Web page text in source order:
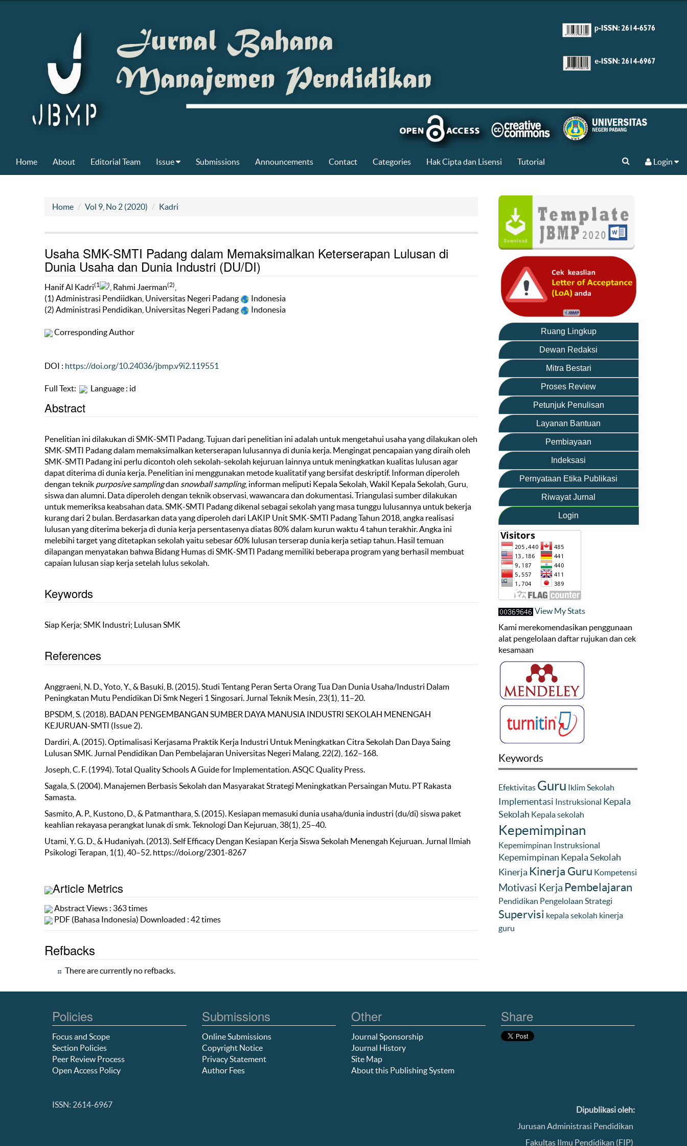
Home About Editorial Team Issue Submissions Announcements Contact Categories Hak Cipta dan Lisensi Tutorial Login
Home Vol 9, No 2 (2020) Kadri
Usaha SMK-SMTI Padang dalam Memaksimalkan Keterserapan Lulusan di
Dunia Usaha dan Dunia Industri (DU/DI)
Hanif Al Kadri(1 ) , Rahmi Jaerman(2)
(1) Administrasi Pendiidkan, Universitas Negeri Padang
Indonesia
(2) Administrasi Pendidikan, Universitas Negeri Padang
Indonesia
Corresponding Author
DOI : https://doi.org/10.24036/jbmp.v9i2.119551
Full Text: Language : id
Abstract
Penelitian ini dilakukan di SMK-SMTI Padang. Tujuan dari penelitian ini adalah untuk mengetahui usaha yang dilakukan oleh
SMK-SMTI Padang dalam memaksimalkan keterserapan lulusannya di dunia kerja. Mengingat pencapaian yang diraih oleh
SMK-SMTI Padang ini perlu dicontoh oleh sekolah-sekolah kejuruan lainnya untuk meningkatkan kualitas lulusan agar
dapat diterima di dunia kerja. Penelitian ini menggunakan metode kualitatif yang bersifat deskriptif. Informan diperoleh
dengan teknik purposive samplingdan snowball sampling, informan meliputi Kepala Sekolah, Wakil Kepala Sekolah, Guru,
siswa dan alumni. Data diperoleh dengan teknik observasi, wawancara dan dokumentasi. Triangulasi sumber dilakukan
untuk memeriksa keabsahan data. SMK-SMTI Padang dikenal sebagai sekolah yang masa tunggu lulusannya untuk bekerja
kurang dari 2 bulan. Berdasarkan data yang diperoleh dari LAKIP Unit SMK-SMTI Padang Tahun 2018, angka realisasi
lulusan yang diterima bekerja di dunia kerja persentasenya diatas 80% dalam kurun waktu 4 tahun terakhir. Angka ini
melebihi target yang ditetapkan sekolah yaitu sebesar 60% lulusan terserap dunia kerja setiap tahun. Hasil temuan
dilapangan menyatakan bahwa Bidang Humas di SMK-SMTI Padang memiliki beberapa program yang berhasil membuat
capaian lulusan siap kerja setelah lulus sekolah.
Keywords
Siap Kerja; SMK Industri; Lulusan SMK
References
Anggraeni, N. D., Yoto, Y., & Basuki, B. (2015). Studi Tentang Peran Serta Orang Tua Dan Dunia Usaha/Industri Dalam
Peningkatan Mutu Pendidikan Di Smk Negeri 1 Singosari. Jurnal Teknik Mesin, 23(1), 11–20.
BPSDM, S. (2018). BADAN PENGEMBANGAN SUMBER DAYA MANUSIA INDUSTRI SEKOLAH MENENGAH
KEJURUAN-SMTI (Issue 2).
Dardiri, A. (2015). Optimalisasi Kerjasama Praktik Kerja Industri Untuk Meningkatkan Citra Sekolah Dan Daya Saing
Lulusan SMK. Jurnal Pendidikan Dan Pembelajaran Universitas Negeri Malang, 22(2), 162–168.
Joseph, C. F. (1994). Total Quality Schools A Guide for Implementation. ASQC Quality Press.
Sagala, S. (2004). Manajemen Berbasis Sekolah dan Masyarakat Strategi Meningkatkan Persaingan Mutu. PT Rakasta
Samasta.
Sasmito, A. P., Kustono, D., & Patmanthara, S. (2015). Kesiapan memasuki dunia usaha/dunia industri (du/di) siswa paket
keahlian rekayasa perangkat lunak di smk. Teknologi Dan Kejuruan, 38(1), 25–40.
Utami, Y. G. D., & Hudaniyah. (2013). Self Efficacy Dengan Kesiapan Kerja Siswa Sekolah Menengah Kejuruan. Jurnal Ilmiah
Psikologi Terapan, 1(1), 40–52. https://doi.org/2301-8267
Article Metrics
Abstract Views : 363 times
PDF (Bahasa Indonesia) Downloaded : 42 times
Refbacks
There are currently no refbacks.
Ruang Lingkup
Dewan Redaksi
Mitra Bestari
Proses Review
Petunjuk Penulisan
Layanan Bantuan
Pembiayaan
Indeksasi
Pernyataan Etika Publikasi
Riwayat Jurnal
Login
View My Stats
Kami merekomendasikan penggunaan
alat pengelolaan daftar rujukan dan cek
kesamaan
Keywords
Efektivitas Guru Iklim Sekolah
Implementasi Instruksional Kepala
Sekolah Kepala sekolah
Kepemimpinan
Kepemimpinan Instruksional
Kepemimpinan Kepala Sekolah
Kinerja Kinerja Guru Kompetensi
Motivasi Kerja Pembelajaran
Pendidikan Pengelolaan Strategi
Supervisi kepala sekolah kinerja
guru
Policies
Focus and Scope
Section Policies
Peer Review Process
Open Access Policy
Submissions
Online Submissions
Copyright Notice
Privacy Statement
Author Fees
Other
Journal Sponsorship
Journal History
Site Map
About this Publishing System
Share
ISSN: 2614-6967
Dipublikasi oleh:
Jurusan Administrasi Pendidikan
Fakultas Ilmu Pendidikan (FIP)